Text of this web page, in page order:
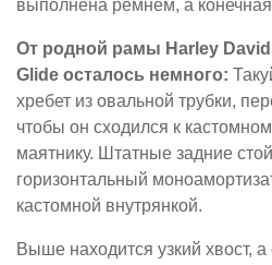
выполнена ремнём, а
От родной рамы Harley
Glide осталось немного:
хребет из овальной трубки,
чтобы он сходился к
маятнику. Штатные задние
горизонтальный
кастомной внутрянкой.
Выше находится узкий хвост,